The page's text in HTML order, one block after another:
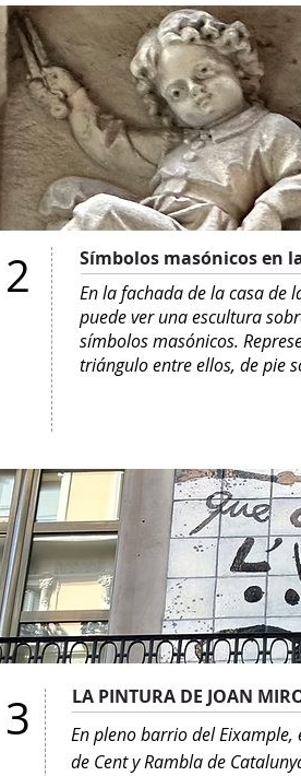
Símbolos masónicos en
En la fachada de la casa de
puede ver una escultura
símbolos masónicos.
triángulo entre ellos, de pie
LA PINTURA DE JOAN
En pleno barrio del Eixample,
de Cent y Rambla de